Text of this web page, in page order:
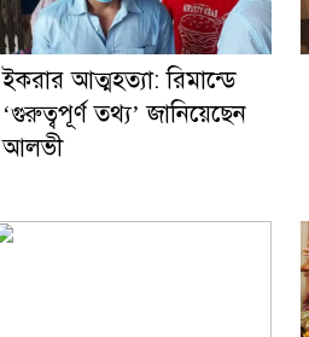
ইকরার আত্মহত্যা: রিমান্ডে
‘গুরুত্বপূর্ণ তথ্য’ জানিয়েছেন
আলভী